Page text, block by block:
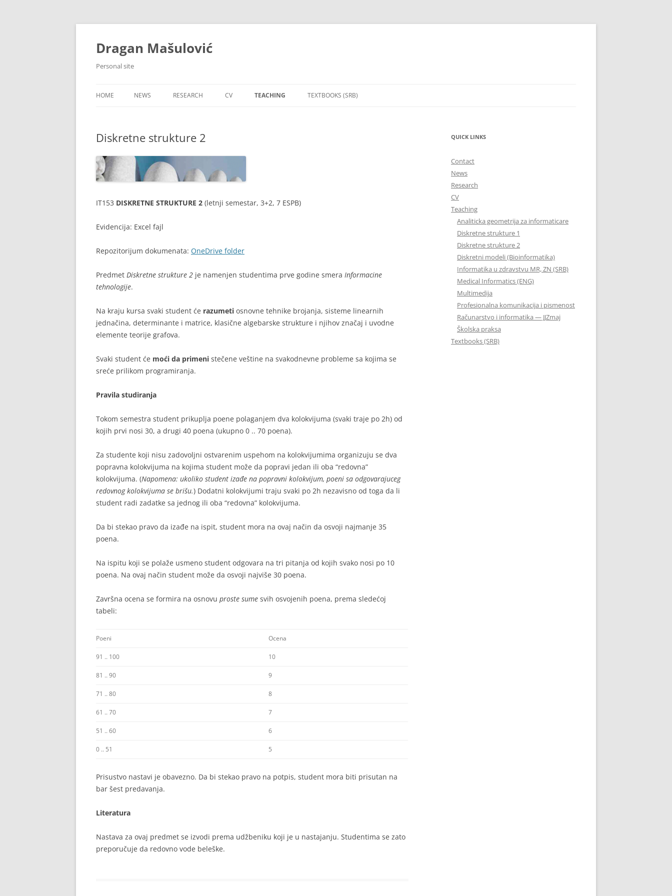
Skip
Dragan Mašulović
Personal site
HOME NEWS RESEARCH CV TEACHING
(BIOINFORMATIKA)
MULTIMEDIJA
PISMENOST
RAČUNARSTVO I INFORMATIKA —
ŠKOLSKA PRAKSA
TEXTBOOKS (SRB)
Diskretne strukture 2
IT153 DISKRETNE STRUKTURE 2 (letnji semestar, 3+2, 7 ESPB)
Evidencija: Excel fajl
Repozitorijum dokumenata: OneDrive folder
Predmet Diskretne strukture 2 je namenjen studentima prve godine smera Informacine
tehnologije.
Na kraju kursa svaki student će razumeti osnovne tehnike brojanja, sisteme linearnih
jednačina, determinante i matrice, klasične algebarske strukture i njihov značaj i uvodne
elemente teorije grafova.
Svaki student će moći da primeni stečene veštine na svakodnevne probleme sa kojima se
sreće prilikom programiranja.
Pravila studiranja
Tokom semestra student prikuplja poene polaganjem dva kolokvijuma (svaki traje po 2h) od
kojih prvi nosi 30, a drugi 40 poena (ukupno 0 .. 70 poena).
Za studente koji nisu zadovoljni ostvarenim uspehom na kolokvijumima organizuju se dva
popravna kolokvijuma na kojima student može da popravi jedan ili oba “redovna”
kolokvijuma. (Napomena: ukoliko student izađe na popravni kolokvijum, poeni sa odgovarajuceg
redovnog kolokvijuma se brišu.) Dodatni kolokvijumi traju svaki po 2h nezavisno od toga da li
student radi zadatke sa jednog ili oba “redovna” kolokvijuma.
Da bi stekao pravo da izađe na ispit, student mora na ovaj način da osvoji najmanje 35
poena.
Na ispitu koji se polaže usmeno student odgovara na tri pitanja od kojih svako nosi po 10
poena. Na ovaj način student može da osvoji najviše 30 poena.
Završna ocena se formira na osnovu proste sume svih osvojenih poena, prema sledećoj
tabeli:
Poeni Ocena
91 .. 100 10
81 .. 90 9
71 .. 80 8
61 .. 70 7
51 .. 60 6
0 .. 51 5
Prisustvo nastavi je obavezno. Da bi stekao pravo na potpis, student mora biti prisutan na
bar šest predavanja.
Literatura
Nastava za ovaj predmet se izvodi prema udžbeniku koji je u nastajanju. Studentima se zato
preporučuje da redovno vode beleške.
QUICK LINKS
Contact
News
Research
CV
Teaching
Analiticka geometrija za informaticare
Diskretne strukture 1
Diskretne strukture 2
Diskretni modeli (Bioinformatika)
Informatika u zdravstvu MR, ZN (SRB)
Medical Informatics (ENG)
Multimedija
Profesionalna komunikacija i pismenost
Računarstvo i informatika — JJZmaj
Školska praksa
Textbooks (SRB)